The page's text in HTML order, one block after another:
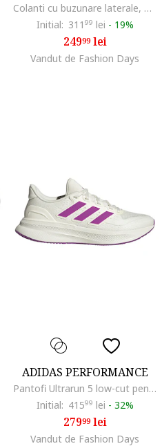
Colanti cu buzunare laterale, pentru fitness Optime, Negru
Initial: 311 99 lei - 19%
24999lei
Vandut de Fashion Days
ADIDAS PERFORMANCE
Pantofi Ultrarun 5 low-cut pentru alergare, Roz aprins/Alb optic
Initial: 41599 lei - 32%
27999lei
Vandut de Fashion Days